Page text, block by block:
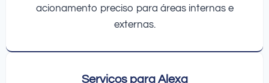
acionamento preciso para áreas internas e
externas.
Serviços para Alexa